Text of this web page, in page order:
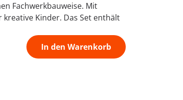
Fachwerkbauweise. Mit
Kinder. Das Set enthält
In den Warenkorb